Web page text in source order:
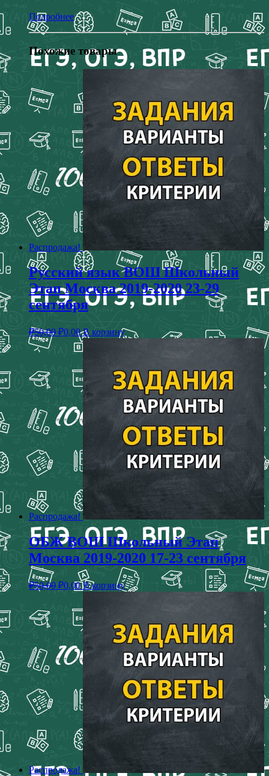
Подробнее
Похожие товары
Распродажа!
Русский язык ВОШ Школьный
Этап Москва 2019-2020 23-29
сентября
₽50,00 ₽0,00 В корзину
Распродажа!
ОБЖ ВОШ Школьный Этап
Москва 2019-2020 17-23 сентября
₽50,00 ₽0,00 В корзину
Распродажа!